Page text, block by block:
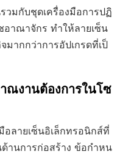
วมกับชุดเครื่องมือการปฏิ
าณาจักร ทำให้ลายเซ็น
มากกว่าการอัปเกรดที่เป็
ณงานต้องการในโซ
อลายเซ็นอิเล็กทรอนิกส์ที่
านการก่อสร้าง ข้อกำหน